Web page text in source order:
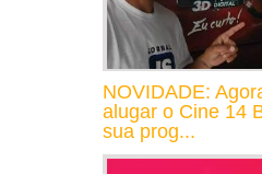
NOVIDADE:
alugar o Cine 14
sua prog...